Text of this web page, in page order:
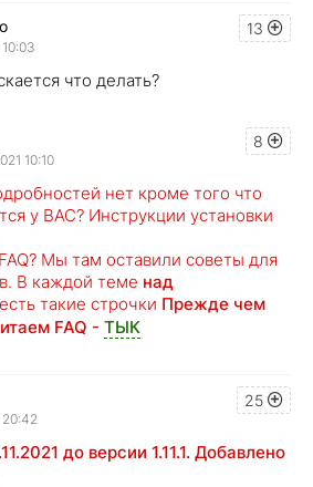
13
что делать?
8
10:10
нет кроме того что
у ВАС? Инструкции установки
Мы там оставили советы для
В каждой теме над
есть такие строчки Прежде чем
FAQ - ТЫК
25
20:42
до версии 1.11.1. Добавлено